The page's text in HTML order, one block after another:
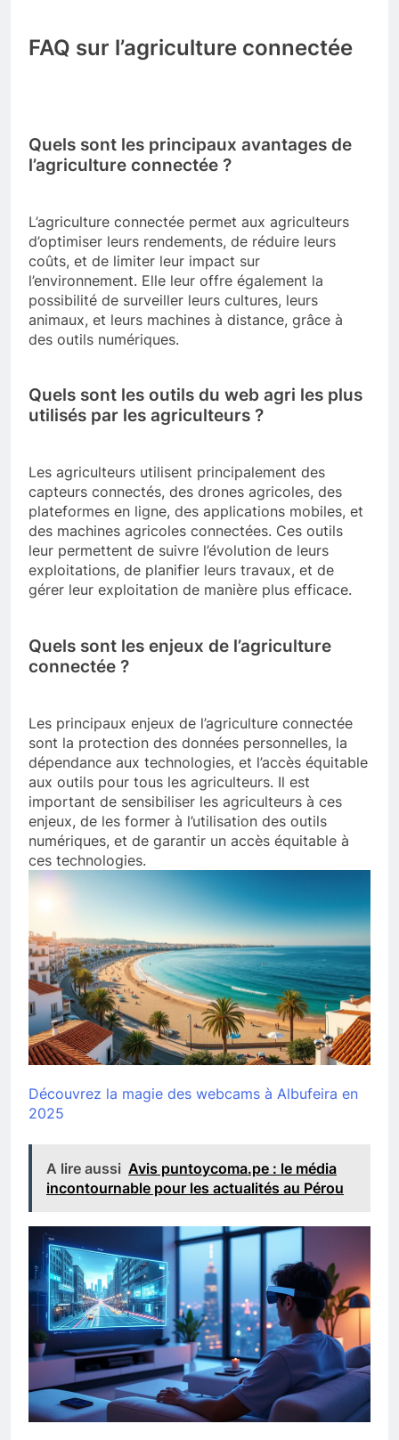
FAQ sur l’agriculture connectée
Quels sont les principaux avantages de
l’agriculture connectée ?
L’agriculture connectée permet aux agriculteurs
d’optimiser leurs rendements, de réduire leurs
coûts, et de limiter leur impact sur
l’environnement. Elle leur offre également la
possibilité de surveiller leurs cultures, leurs
animaux, et leurs machines à distance, grâce à
des outils numériques.
Quels sont les outils du web agri les plus
utilisés par les agriculteurs ?
Les agriculteurs utilisent principalement des
capteurs connectés, des drones agricoles, des
plateformes en ligne, des applications mobiles, et
des machines agricoles connectées. Ces outils
leur permettent de suivre l’évolution de leurs
exploitations, de planifier leurs travaux, et de
gérer leur exploitation de manière plus efficace.
Quels sont les enjeux de l’agriculture
connectée ?
Les principaux enjeux de l’agriculture connectée
sont la protection des données personnelles, la
dépendance aux technologies, et l’accès équitable
aux outils pour tous les agriculteurs. Il est
important de sensibiliser les agriculteurs à ces
enjeux, de les former à l’utilisation des outils
numériques, et de garantir un accès équitable à
ces technologies.
Découvrez la magie des webcams à Albufeira en
2025
A lire aussi Avis puntoycoma.pe : le média
incontournable pour les actualités au Pérou